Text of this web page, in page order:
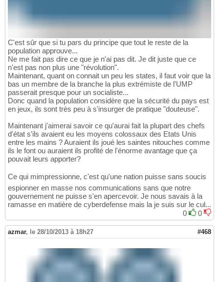
C'est sûr que si tu pars du principe que tout le reste de la
population approuve...
Ne me fait pas dire ce que je n'ai pas dit. Je dit juste que ce
n'est pas non plus une "révolution".
Maintenant, quant on connait un peu les states, il faut voir que la
bas un membre de la branche la plus extrémiste de l'UMP
passerait presque pour un socialiste...
Donc quand la population considère que la sécurité du pays est
en jeux, ils sont très peu à s'insurger de pratique "douteuse".
Maintenant j'aimerai savoir ce qu'aurai fait la plupart des chefs
d'état s'ils avaient eu les moyens colossaux des Etats Unis
entre les mains ? Auraient ils joué les saintes nitouches comme
ils le font ou auraient ils profité de l'énorme avantage que ça
pouvait leurs apporter?
Ce qui mimpressionne, c'est qu'une nation puisse sans soucis
espionner en masse nos communications sans que notre
gouvernement ne puisse s'en apercevoir. Je nous savais à la
ramasse en matière de cyberdefense mais la je suis sur le cul...
0
0
azmar, le 28/10/2013 à 18h27 #468